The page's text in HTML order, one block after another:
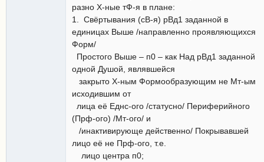
разно Х-ные тФ-я в плане:
1. Свёртывания (сВ-я) рВд1 заданной в
единицах Выше /направленно проявляющихся
Форм/
Простого Выше – п0 – как Над рВд1 заданной
одной Душой, являвшейся
закрыто Х-ным Формообразующим не Мт-ым
исходившим от
лица её Еднс-ого /статусно/ Периферийного
(Прф-ого) /Мт-ого/ и
/инактивирующе действенно/ Покрывавшей
лицо её не Прф-ого, т.е.
лицо центра п0;